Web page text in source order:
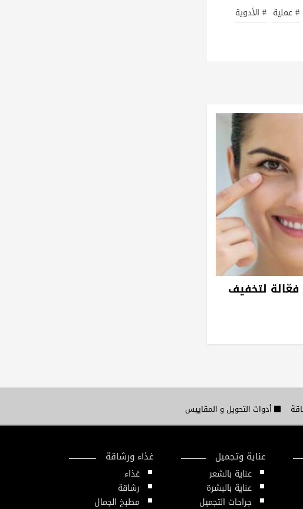
# عملية # الأدوية
فعّالة لتخفيف
أدوات التحويل و المقاييس
عناية وتجميل
عناية بالشعر
عناية بالبشرة
جراحات التجميل
غذاء ورشاقة
غذاء
رشاقة
مطبخ الجمال